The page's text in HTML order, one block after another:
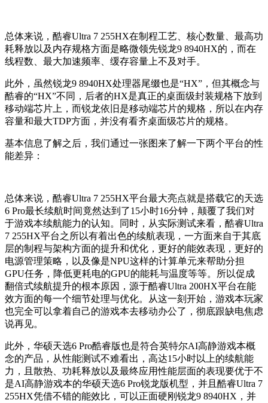
总体来说，酷睿Ultra 7 255HX在制程工艺、核心数量、最高功
耗释放以及内存规格方面是略微领先锐龙9 8940HX的，而在
线程数、最大加速频率、缓存容量上不及对手。
此外，虽然锐龙9 8940HX处理器尾缀也是“HX”，但其概念与
酷睿的“HX”不同，后者的HX是真正的桌面级封装规格下放到
移动端芯片上，而锐龙依旧是移动端芯片的规格，所以在内存
容量和最大TDP方面，并没有看齐桌面级芯片的规格。
基本信息了解之后，我们通过一张图来了解一下两个平台的性
能差异：
总体来说，酷睿Ultra 7 255HX平台最大亮点就是搭载它的天选
6 Pro最长续航时间竟然达到了15小时16分钟，颠覆了我们对
于游戏本续航能力的认知。同时，从实际测试来看，酷睿Ultra
7 255HX平台之所以有着出色的续航表现，一方面来自于其底
层的制程与架构方面的提升和优化，更好的能效表现，更好的
电源管理策略，以及像是NPU这样的计算单元来帮助分担
GPU任务，降低更耗电的GPU的能耗与温度等等。所以促成
翻倍式续航提升的根本原因，源于酷睿Ultra 200HX平台在能
效方面的每一个细节处理与优化。从这一刻开始，游戏本玩家
也完全可以拿着自己的游戏本去移动办公了，彻底跟缺电焦虑
说再见。
此外，华硕天选6 Pro酷睿版也是符合英特尔AI高静游戏本概
念的产品，从性能测试不难看出，高达15小时以上的续航能
力，且散热、功耗释放以及最终应用性能层面的表现要优于不
是AI高静游戏本的华硕天选6 Pro锐龙版机型，并且酷睿Ultra 7
255HX凭借不错的能效比，可以正面硬刚锐龙9 8940HX，并